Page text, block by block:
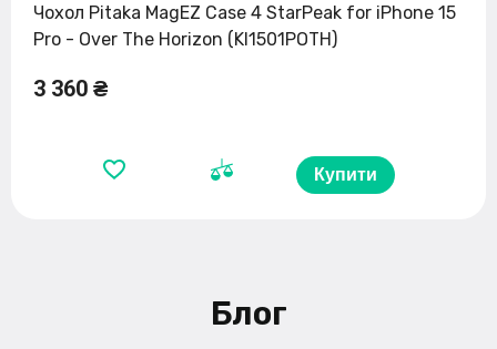
Чохол Pitaka MagEZ Case 4 StarPeak for iPhone 15
Pro - Over The Horizon (KI1501POTH)
3 360 ₴
Купити
Блог